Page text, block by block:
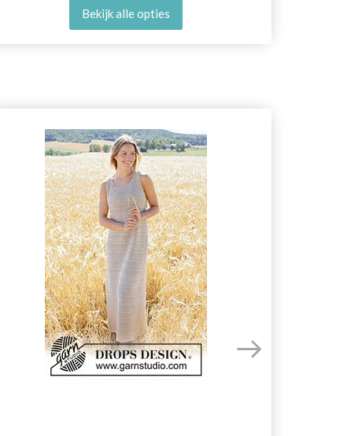
Bekijk alle opties